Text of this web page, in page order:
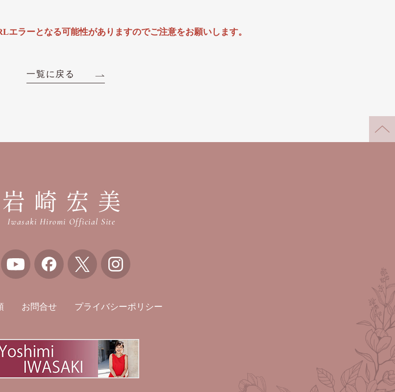
ラーとなる可能性がありますのでご注意をお願いします。
一覧に戻る
岩崎宏美
Iwasaki Hiromi Official Site
お問合せ プライバシーポリシー